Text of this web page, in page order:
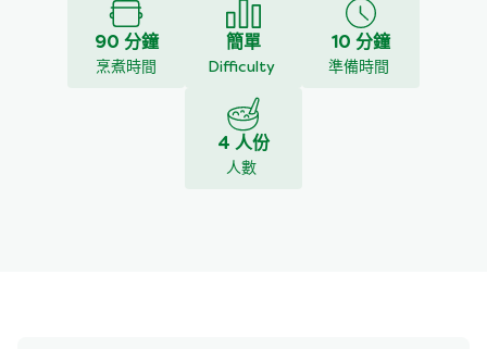
家樂牌純鮮清雞湯
90 分鐘
烹煮時間
簡單
Difficulty
10 分鐘
準備時間
4 人份
人數